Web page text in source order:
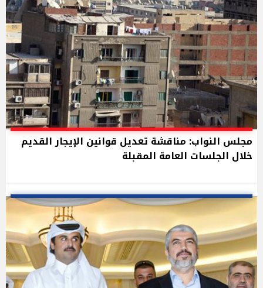
مجلس النواب: مناقشة تعديل قوانين الإيجار القديم
خلال الجلسات العامة المقبلة